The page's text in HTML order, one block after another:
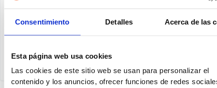
Consentimiento Detalles Acerca de las
Esta página web usa cookies
Las cookies de este sitio web se usan para personalizar el
contenido y los anuncios, ofrecer funciones de redes